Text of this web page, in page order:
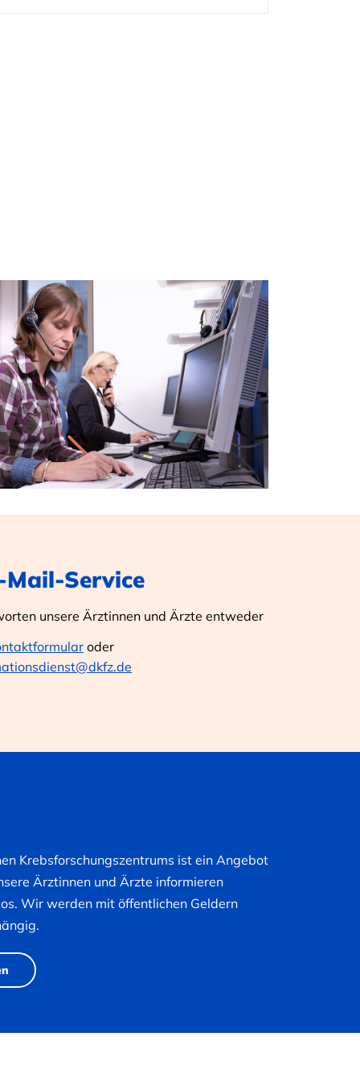
Service
unsere Ärztinnen und Ärzte entweder
oder
Krebsforschungszentrums ist ein Angebot
Ärztinnen und Ärzte informieren
Wir werden mit öffentlichen Geldern